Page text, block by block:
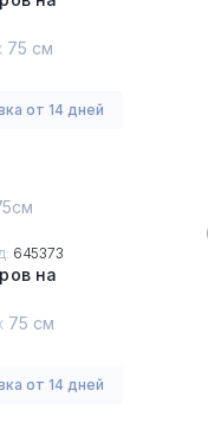
75 см
от 14 дней
645373
на
75 см
от 14 дней